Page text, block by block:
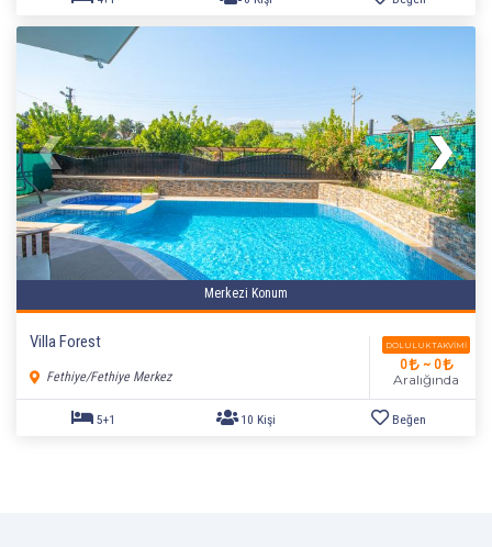
5+1 10 Kişi Beğen
Merkezi Konum
Villa Forest
Fethiye/Fethiye Merkez
DOLULUK TAKVIMI
0 ~ 0
Aralığında